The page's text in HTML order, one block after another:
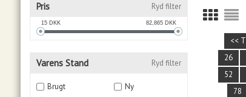
Pris Ryd filter
15DKK 82,865DKK
Varens Stand Ryd filter
Brugt Ny
<<
26
52
78